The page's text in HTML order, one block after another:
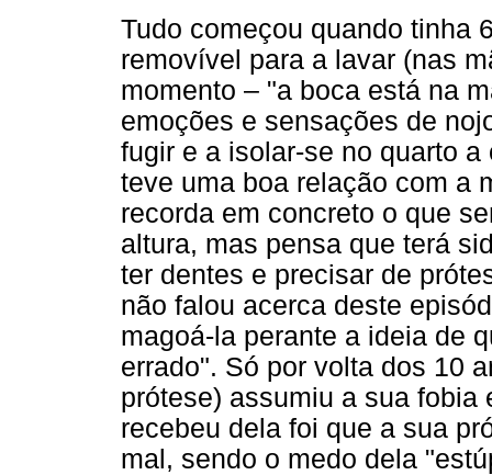
Tudo começou quando tinha
removível para a lavar (nas
momento – "a boca está na
emoções e sensações de
fugir e a isolar-se no quarto
teve uma boa relação com a
recorda em concreto o que
altura, mas pensa que terá
ter dentes e precisar de
não falou acerca deste
magoá-la perante a ideia de
errado". Só por volta dos 10
prótese) assumiu a sua fobia
recebeu dela foi que a sua
mal, sendo o medo dela